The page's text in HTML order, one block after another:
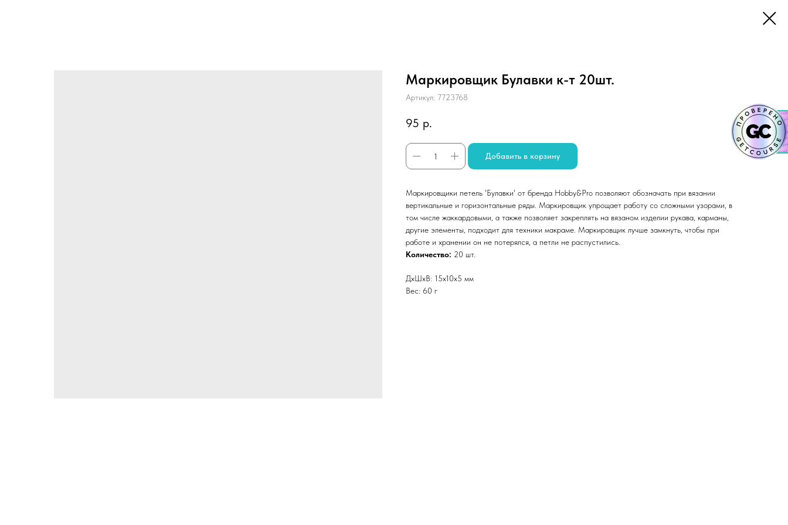
Маркировщик Булавки к-т 20шт.
Артикул: 7723768
95 р.
Добавить в корзину
Маркировщики петель 'Булавки' от бренда Hobby&Pro позволяют обозначать при вязании
вертикальные и горизонтальные ряды. Маркировщик упрощает работу со сложными узорами, в
том числе жаккардовыми, а также позволяет закреплять на вязаном изделии рукава, карманы,
другие элементы, подходит для техники макраме. Маркировщик лучше замкнуть, чтобы при
работе и хранении он не потерялся, а петли не распустились.
Количество: 20 шт.
ДxШxВ: 15x10x5 мм
Вес: 60 г